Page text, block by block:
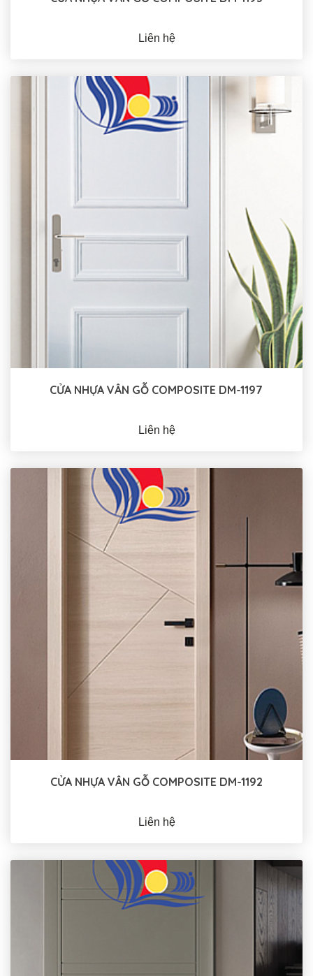
Liên hệ
CỬA NHỰA VÂN GỖ COMPOSITE DM-1197
Liên hệ
CỬA NHỰA VÂN GỖ COMPOSITE DM-1192
Liên hệ